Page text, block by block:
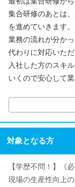
集合研修のあとは
を進めていきます。
業務の流れが分か
代わりに対応いただ
入社した方のスキ
いくので安心して
対象となる方
【学歴不問！】《
現場の生産性向上